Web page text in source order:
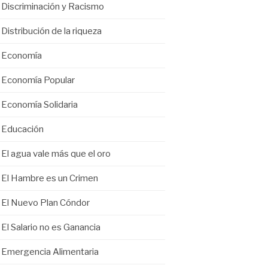
Discriminación y Racismo
Distribución de la riqueza
Economía
Economía Popular
Economía Solidaria
Educación
El agua vale más que el oro
El Hambre es un Crimen
El Nuevo Plan Cóndor
El Salario no es Ganancia
Emergencia Alimentaria